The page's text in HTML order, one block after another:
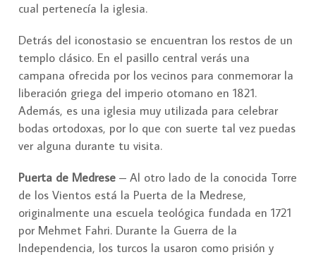
cual pertenecía la iglesia.
Detrás del iconostasio se encuentran los restos de un
templo clásico. En el pasillo central verás una
campana ofrecida por los vecinos para conmemorar la
liberación griega del imperio otomano en 1821.
Además, es una iglesia muy utilizada para celebrar
bodas ortodoxas, por lo que con suerte tal vez puedas
ver alguna durante tu visita.
Puerta de Medrese – Al otro lado de la conocida Torre
de los Vientos está la Puerta de la Medrese,
originalmente una escuela teológica fundada en 1721
por Mehmet Fahri. Durante la Guerra de la
Independencia, los turcos la usaron como prisión y